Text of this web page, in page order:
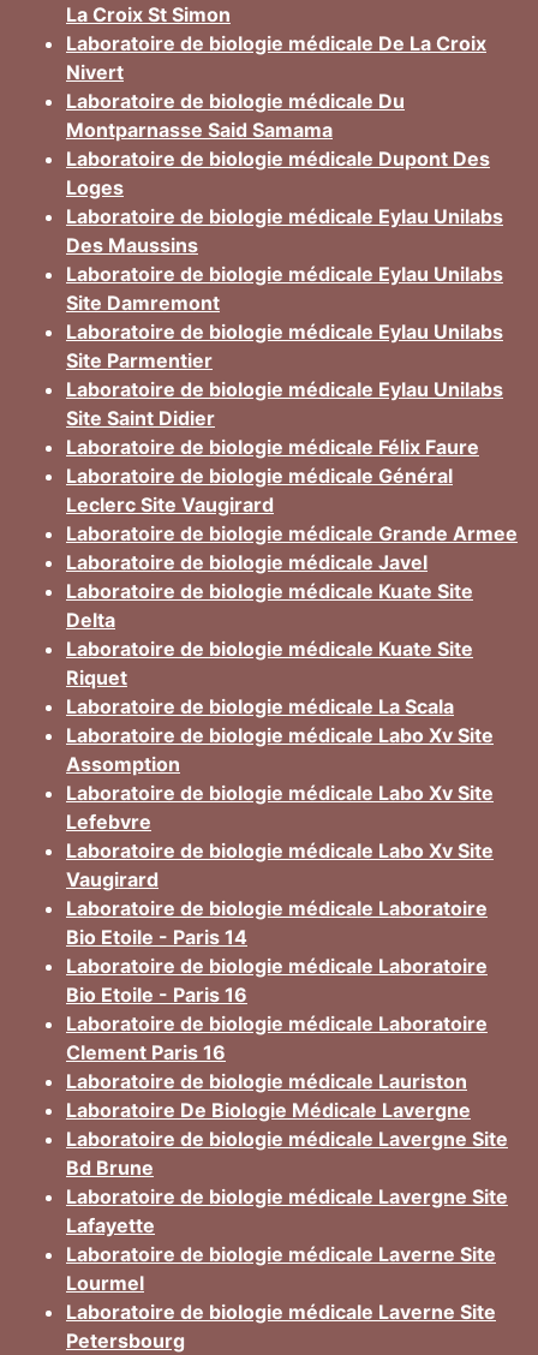
La Croix St Simon
Laboratoire de biologie médicale De La Croix
Nivert
Laboratoire de biologie médicale Du
Montparnasse Said Samama
Laboratoire de biologie médicale Dupont Des
Loges
Laboratoire de biologie médicale Eylau Unilabs
Des Maussins
Laboratoire de biologie médicale Eylau Unilabs
Site Damremont
Laboratoire de biologie médicale Eylau Unilabs
Site Parmentier
Laboratoire de biologie médicale Eylau Unilabs
Site Saint Didier
Laboratoire de biologie médicale Félix Faure
Laboratoire de biologie médicale Général
Leclerc Site Vaugirard
Laboratoire de biologie médicale Grande Armee
Laboratoire de biologie médicale Javel
Laboratoire de biologie médicale Kuate Site
Delta
Laboratoire de biologie médicale Kuate Site
Riquet
Laboratoire de biologie médicale La Scala
Laboratoire de biologie médicale Labo Xv Site
Assomption
Laboratoire de biologie médicale Labo Xv Site
Lefebvre
Laboratoire de biologie médicale Labo Xv Site
Vaugirard
Laboratoire de biologie médicale Laboratoire
Bio Etoile - Paris 14
Laboratoire de biologie médicale Laboratoire
Bio Etoile - Paris 16
Laboratoire de biologie médicale Laboratoire
Clement Paris 16
Laboratoire de biologie médicale Lauriston
Laboratoire De Biologie Médicale Lavergne
Laboratoire de biologie médicale Lavergne Site
Bd Brune
Laboratoire de biologie médicale Lavergne Site
Lafayette
Laboratoire de biologie médicale Laverne Site
Lourmel
Laboratoire de biologie médicale Laverne Site
Petersbourg